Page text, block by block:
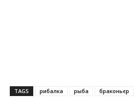
TAGS рибалка рыба браконьєр